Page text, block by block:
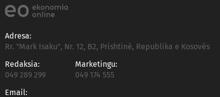
Adresa:
Rr. "Mark Isaku", Nr. 12, B2, Prishtinë, Republika e Kosovës
Redaksia:
049 289 299
Marketingu:
049 174 555
Email: